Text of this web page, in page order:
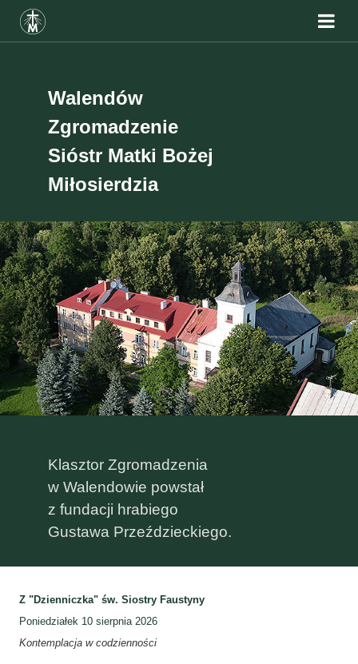
Walendów
Zgromadzenie
Sióstr Matki Bożej
Miłosierdzia
Klasztor Zgromadzenia
w Walendowie powstał
z fundacji hrabiego
Gustawa Przeździeckiego.
Z "Dzienniczka" św. Siostry Faustyny
Poniedziałek 10 sierpnia 2026
Kontemplacja w codzienności